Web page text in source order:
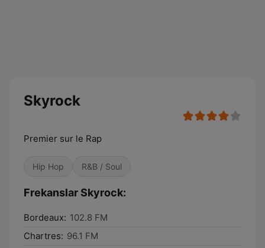
Skyrock
Premier sur le Rap
Hip Hop R&B / Soul
Frekanslar Skyrock:
Bordeaux: 102.8 FM
Chartres: 96.1 FM